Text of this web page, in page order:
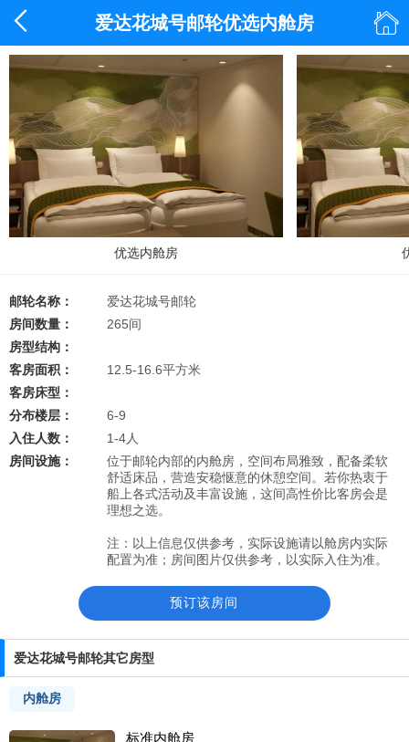
 爱达花城号邮轮优选内舱房 
优选内舱房
邮轮名称：
爱达花城号邮轮
房间数量：
265间
房型结构：
客房面积：
12.5-16.6平方米
客房床型：
分布楼层：
6-9
入住人数：
1-4人
房间设施：
位于邮轮内部的内舱房，空间布局雅致，配备柔软
舒适床品，营造安稳惬意的休憩空间。若你热衷于
船上各式活动及丰富设施，这间高性价比客房会是
理想之选。
注：以上信息仅供参考，实际设施请以舱房内实际
配置为准；房间图片仅供参考，以实际入住为准。
预订该房间
爱达花城号邮轮其它房型
内舱房
标准内舱房